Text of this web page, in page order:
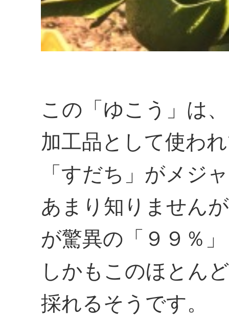
この「ゆこう」は
加工品として使わ
「すだち」がメジ
あまり知りません
が驚異の「９９％
しかもこのほとん
採れるそうです。